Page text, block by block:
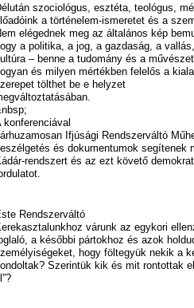
szociológus, esztéta, teológus,
a történelem-ismeretet és a
elégednek meg az általános kép
a politika, a jog, a gazdaság, a
– benne a tudomány és a
és milyen mértékben felelős a
tölthet be e helyzet
konferenciával
Ifjúsági Rendszerváltó
és dokumentumok segítenek
rendszert és az ezt követő
Rendszerváltó
várunk az egykori
a későbbi pártokhoz és azok
hogy föltegyük nekik a
Szerintük kik és mit rontottak